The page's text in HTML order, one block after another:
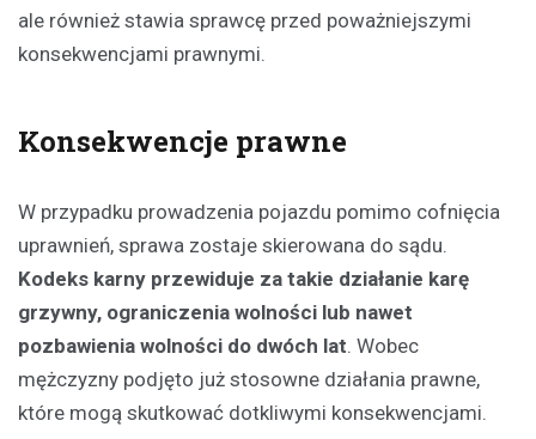
ale również stawia sprawcę przed poważniejszymi
konsekwencjami prawnymi.
Konsekwencje prawne
W przypadku prowadzenia pojazdu pomimo cofnięcia
uprawnień, sprawa zostaje skierowana do sądu.
Kodeks karny przewiduje za takie działanie karę
grzywny, ograniczenia wolności lub nawet
pozbawienia wolności do dwóch lat. Wobec
mężczyzny podjęto już stosowne działania prawne,
które mogą skutkować dotkliwymi konsekwencjami.